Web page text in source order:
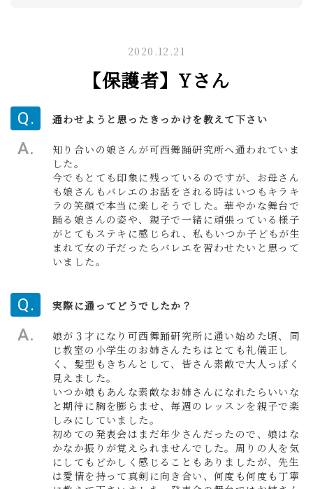
2020.12.21
【保護者】Yさん
通わせようと思ったきっかけを教えて下さい
知り合いの娘さんが可西舞踊研究所へ通われていま
した。
今でもとても印象に残っているのですが、お母さん
も娘さんもバレエのお話をされる時はいつもキラキ
ラの笑顔で本当に楽しそうでした。華やかな舞台で
踊る娘さんの姿や、親子で一緒に頑張っている様子
がとてもステキに感じられ、私もいつか子どもが生
まれて女の子だったらバレエを習わせたいと思って
いました。
実際に通ってどうでしたか？
娘が３才になり可西舞踊研究所に通い始めた頃、同
じ教室の小学生のお姉さんたちはとても礼儀正し
く、髪型もきちんとして、皆さん素敵で大人っぽく
見えました。
いつか娘もあんな素敵なお姉さんになれたらいいな
と期待に胸を膨らませ、毎週のレッスンを親子で楽
しみにしていました。
初めての発表会はまだ年少さんだったので、娘はな
かなか振りが覚えられませんでした。周りの人を気
にしてもどかしく感じることもありましたが、先生
は愛情を持って真剣に向き合い、何度も何度も丁寧